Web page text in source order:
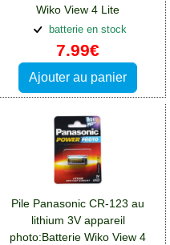
Wiko View 4 Lite
batterie en stock
7.99€
Ajouter au panier
Pile Panasonic CR-123 au
lithium 3V appareil
photo:Batterie Wiko View 4